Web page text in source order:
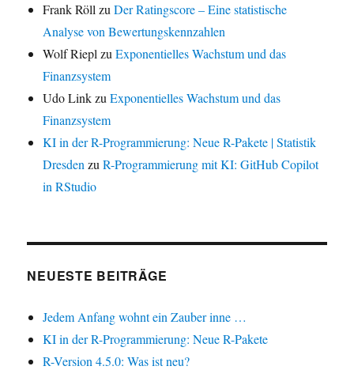
Frank Röll zuDer Ratingscore – Eine statistische
Analyse von Bewertungskennzahlen
Wolf Riepl zuExponentielles Wachstum und das
Finanzsystem
Udo LinkzuExponentielles Wachstum und das
Finanzsystem
KI in der R-Programmierung: Neue R-Pakete | Statistik
Dresden zuR-Programmierung mit KI: GitHub Copilot
in RStudio
NEUESTE BEITRÄGE
Jedem Anfang wohnt ein Zauber inne …
KI in der R-Programmierung: Neue R-Pakete
R-Version 4.5.0: Was ist neu?